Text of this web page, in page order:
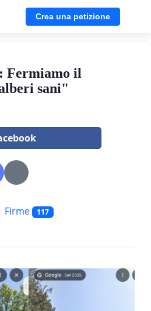
Crea una petizione
Fermiamo il
sani"
Firme 117